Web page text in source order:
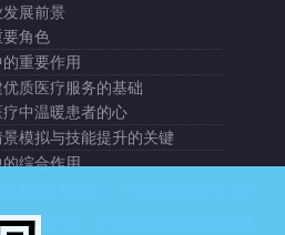
展前景
角色
重要作用
质医疗服务的基础
中温暖患者的心
模拟与技能提升的关键
综合作用
资格证行情